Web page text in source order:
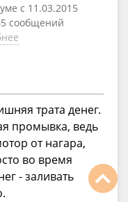
с 11.03.2015
сообщений
трата денег.
промывка, ведь
от нагара,
во время
- заливать